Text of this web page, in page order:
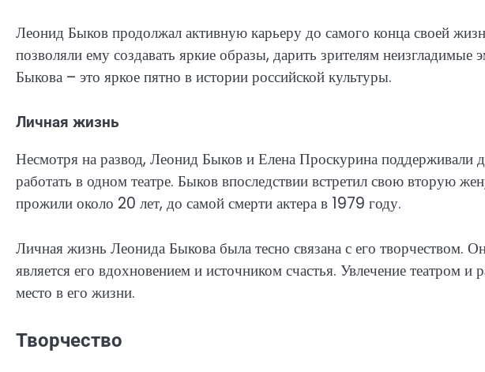
Леонид Быков продолжал активную карьеру до самого конца своей
позволяли ему создавать яркие образы, дарить зрителям неизгладимые
Быкова – это яркое пятно в истории российской культуры.
Личная жизнь
Несмотря на развод, Леонид Быков и Елена Проскурина поддерживали
работать в одном театре. Быков впоследствии встретил свою вторую
прожили около 20 лет, до самой смерти актера в 1979 году.
Личная жизнь Леонида Быкова была тесно связана с его творчеством.
является его вдохновением и источником счастья. Увлечение театром и
место в его жизни.
Творчество